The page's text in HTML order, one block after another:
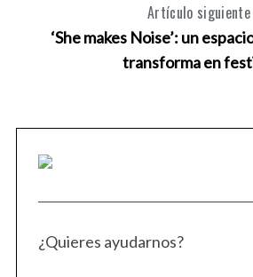
Artículo siguiente
‘She makes Noise’: un
transforma en
¿Quieres ayudarnos?
a
o
: